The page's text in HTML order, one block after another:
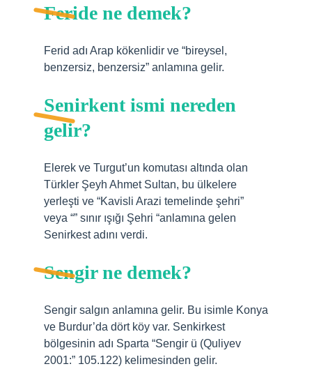
Feride ne demek?
Ferid adı Arap kökenlidir ve “bireysel,
benzersiz, benzersiz” anlamına gelir.
Senirkent ismi nereden
gelir?
Elerek ve Turgut’un komutası altında olan
Türkler Şeyh Ahmet Sultan, bu ülkelere
yerleşti ve “Kavisli Arazi temelinde şehri”
veya “” sınır ışığı Şehri “anlamına gelen
Senirkest adını verdi.
Sengir ne demek?
Sengir salgın anlamına gelir. Bu isimle Konya
ve Burdur’da dört köy var. Senkirkest
bölgesinin adı Sparta “Sengir ü (Quliyev
2001:” 105.122) kelimesinden gelir.